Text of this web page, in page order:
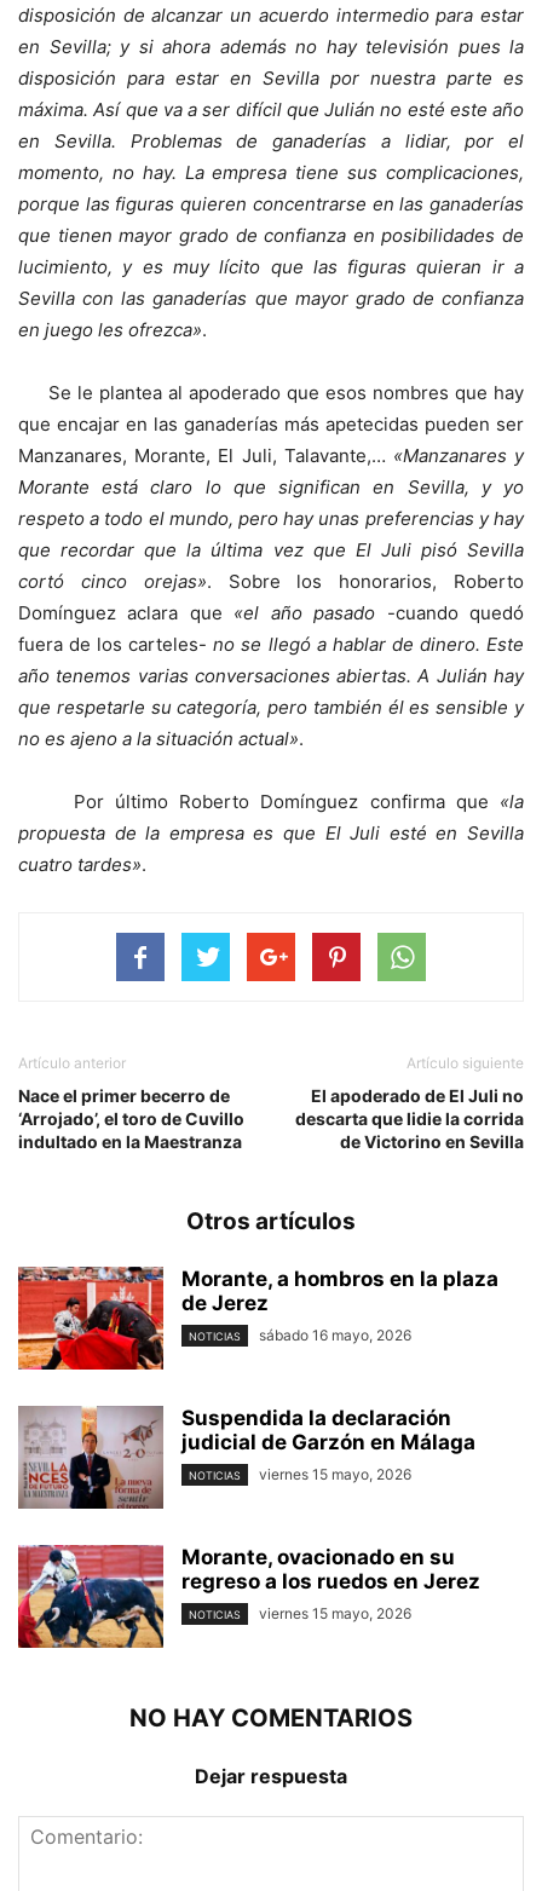
disposición de alcanzar un acuerdo intermedio para estar
en Sevilla; y si ahora además no hay televisión pues la
disposición para estar en Sevilla por nuestra parte es
máxima. Así que va a ser difícil que Julián no esté este año
en Sevilla. Problemas de ganaderías a lidiar, por el
momento, no hay. La empresa tiene sus complicaciones,
porque las figuras quieren concentrarse en las ganaderías
que tienen mayor grado de confianza en posibilidades de
lucimiento, y es muy lícito que las figuras quieran ir a
Sevilla con las ganaderías que mayor grado de confianza
en juego les ofrezca».
Se le plantea al apoderado que esos nombres que hay
que encajar en las ganaderías más apetecidas pueden ser
Manzanares, Morante, El Juli, Talavante,… «Manzanares y
Morante está claro lo que significan en Sevilla, y yo
respeto a todo el mundo, pero hay unas preferencias y hay
que recordar que la última vez que El Juli pisó Sevilla
cortó cinco orejas». Sobre los honorarios, Roberto
Domínguez aclara que «el año pasado -cuando quedó
fuera de los carteles-no se llegó a hablar de dinero. Este
año tenemos varias conversaciones abiertas. A Julián hay
que respetarle su categoría, pero también él es sensible y
no es ajeno a la situación actual».
Por último Roberto Domínguez confirma que «la
propuesta de la empresa es que El Juli esté en Sevilla
cuatro tardes».
Artículo anterior
Nace el primer becerro de
‘Arrojado’, el toro de Cuvillo
indultado en la Maestranza
Artículo siguiente
El apoderado de El Juli no
descarta que lidie la corrida
de Victorino en Sevilla
Otros artículos
Morante, a hombros en la plaza
de Jerez
NOTICIAS sábado 16 mayo, 2026
Suspendida la declaración
judicial de Garzón en Málaga
NOTICIAS viernes 15 mayo, 2026
Morante, ovacionado en su
regreso a los ruedos en Jerez
NOTICIAS viernes 15 mayo, 2026
NO HAY COMENTARIOS
Dejar respuesta